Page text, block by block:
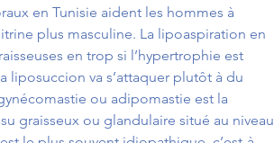
en Tunisie aident les hommes à
plus masculine. La lipoaspiration en
en trop si l’hypertrophie est
liposuccion va s’attaquer plutôt à du
ou adipomastie est la
graisseux ou glandulaire situé au niveau